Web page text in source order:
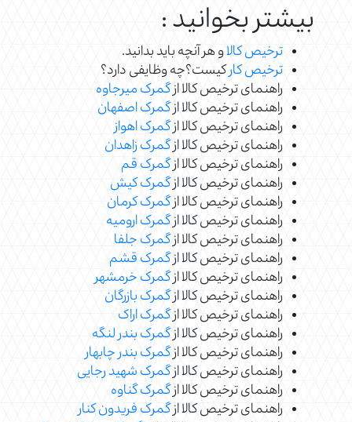
بیشتر بخوانید :
ترخیص کالاو هر آنچه باید بدانید.
ترخیص کارکیست؟چه وظایفی دارد؟
راهنمای ترخیص کالا ازگمرک میرجاوه
راهنمای ترخیص کالا ازگمرک اصفهان
راهنمای ترخیص کالا ازگمرک اهواز
راهنمای ترخیص کالا ازگمرک زاهدان
راهنمای ترخیص کالا ازگمرک قم
راهنمای ترخیص کالا ازگمرک کیش
راهنمای ترخیص کالا ازگمرک کرمان
راهنمای ترخیص کالا ازگمرک ارومیه
راهنمای ترخیص کالا ازگمرک جلفا
راهنمای ترخیص کالا ازگمرک قشم
راهنمای ترخیص کالا ازگمرک خرمشهر
راهنمای ترخیص کالا ازگمرک بازرگان
راهنمای ترخیص کالا ازگمرک اراک
راهنمای ترخیص کالا ازگمرک بندر لنگه
راهنمای ترخیص کالا ازگمرک بندر چابهار
راهنمای ترخیص کالا ازگمرک شهید رجایی
راهنمای ترخیص کالا ازگمرک گناوه
راهنمای ترخیص کالا ازگمرک فریدون کنار